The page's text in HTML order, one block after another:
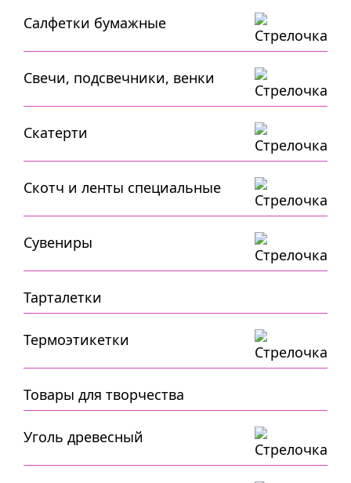
Салфетки бумажные
Свечи, подсвечники, венки
Скатерти
Скотч и ленты специальные
Сувениры
Тарталетки
Термоэтикетки
Товары для творчества
Уголь древесный